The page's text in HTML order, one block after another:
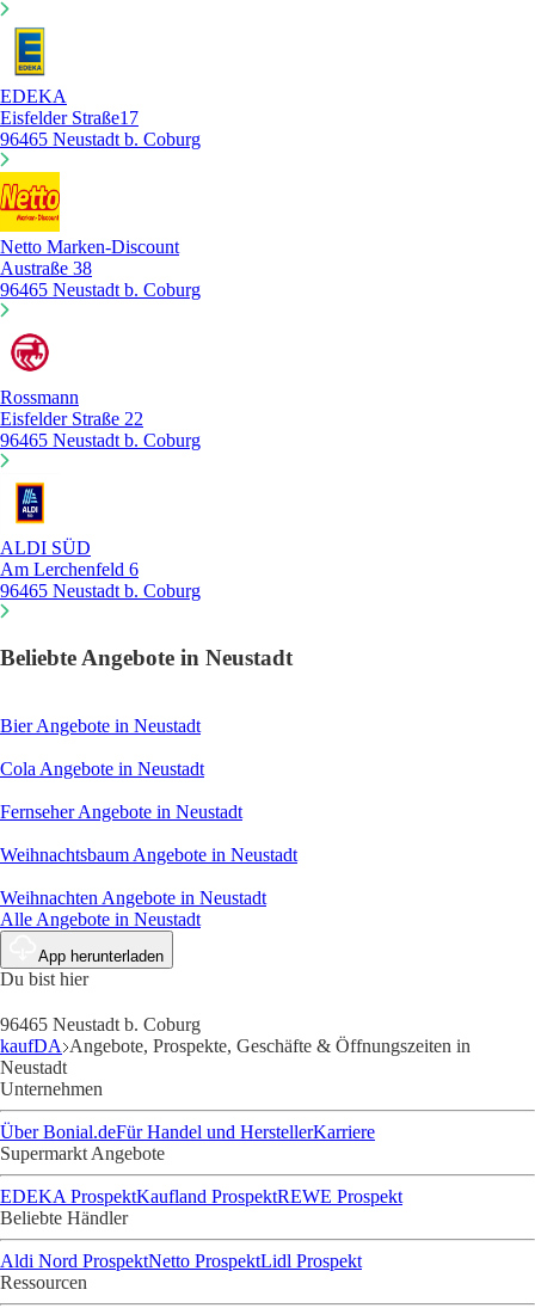
EDEKA
Eisfelder Straße17
96465 Neustadt b. Coburg
Netto Marken-Discount
Austraße 38
96465 Neustadt b. Coburg
Rossmann
Eisfelder Straße 22
96465 Neustadt b. Coburg
ALDI SÜD
Am Lerchenfeld 6
96465 Neustadt b. Coburg
Beliebte Angebote in Neustadt
BierAngebote in Neustadt
Cola Angebote in Neustadt
FernseherAngebote in Neustadt
Weihnachtsbaum Angebote in Neustadt
Weihnachten Angebote in Neustadt
Alle Angebote in Neustadt
App herunterladen
Du bist hier
96465 Neustadt b. Coburg
kaufDA Angebote, Prospekte, Geschäfte & Öffnungszeiten in
Neustadt
Unternehmen
Über Bonial.deFür Handel und HerstellerKarriere
Supermarkt Angebote
EDEKA ProspektKaufland ProspektREWE Prospekt
Beliebte Händler
Aldi Nord ProspektNetto ProspektLidl Prospekt
Ressourcen